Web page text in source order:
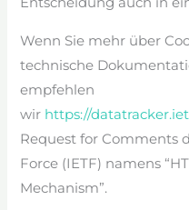
Wenn Sie mehr über
technische
empfehlen
wir https://
Request for Comments
Force (IETF) namens
Mechanism”.